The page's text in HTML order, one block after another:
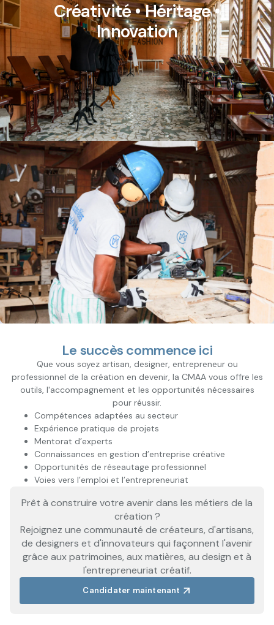
Créativité • Héritage •
Innovation
Le succès commence ici
Que vous soyez artisan, designer, entrepreneur ou
professionnel de la création en devenir, la CMAA vous offre les
outils, l'accompagnement et les opportunités nécessaires
pour réussir.
Compétences adaptées au secteur
Expérience pratique de projets
Mentorat d’experts
Connaissances en gestion d’entreprise créative
Opportunités de réseautage professionnel
Voies vers l’emploi et l’entrepreneuriat
Prêt à construire votre avenir dans les métiers de la
création ?
Rejoignez une communauté de créateurs, d'artisans,
de designers et d'innovateurs qui façonnent l'avenir
grâce aux patrimoines, aux matières, au design et à
l'entrepreneuriat créatif.
Candidater maintenant